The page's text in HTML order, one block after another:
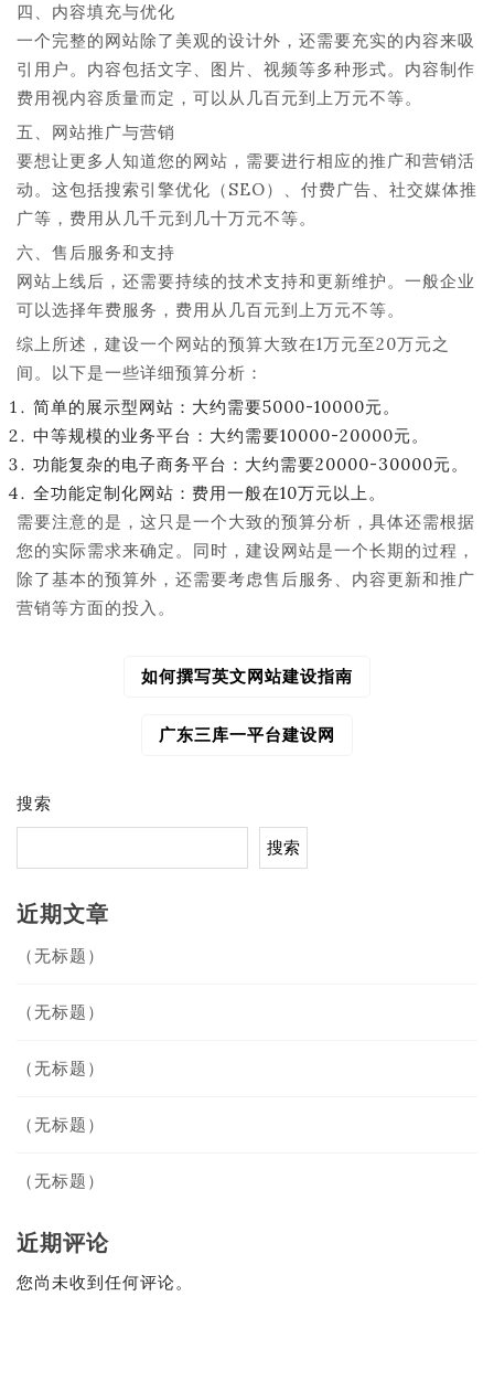
四、内容填充与优化
一个完整的网站除了美观的设计外，还需要充实的内容来吸
引用户。内容包括文字、图片、视频等多种形式。内容制作
费用视内容质量而定，可以从几百元到上万元不等。
五、网站推广与营销
要想让更多人知道您的网站，需要进行相应的推广和营销活
动。这包括搜索引擎优化（SEO）、付费广告、社交媒体推
广等，费用从几千元到几十万元不等。
六、售后服务和支持
网站上线后，还需要持续的技术支持和更新维护。一般企业
可以选择年费服务，费用从几百元到上万元不等。
综上所述，建设一个网站的预算大致在1万元至20万元之
间。以下是一些详细预算分析：
简单的展示型网站：大约需要5000-10000元。
中等规模的业务平台：大约需要10000-20000元。
功能复杂的电子商务平台：大约需要20000-30000元。
全功能定制化网站：费用一般在10万元以上。
需要注意的是，这只是一个大致的预算分析，具体还需根据
您的实际需求来确定。同时，建设网站是一个长期的过程，
除了基本的预算外，还需要考虑售后服务、内容更新和推广
营销等方面的投入。
如何撰写英文网站建设指南
广东三库一平台建设网
搜索
搜索
近期文章
（无标题）
（无标题）
（无标题）
（无标题）
（无标题）
近期评论
您尚未收到任何评论。